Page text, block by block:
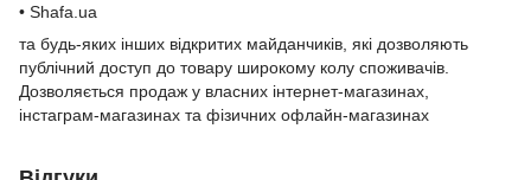
• Shafa.ua
та будь-яких інших відкритих майданчиків, які дозволяють
публічний доступ до товару широкому колу споживачів.
Дозволяється продаж у власних інтернет-магазинах,
інстаграм-магазинах та фізичних офлайн-магазинах